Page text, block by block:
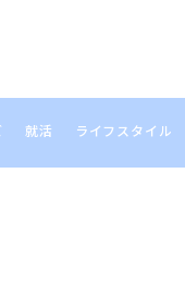
就活 ライフスタイル